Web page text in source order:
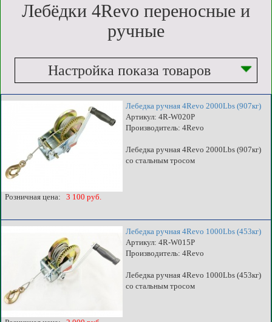
Лебёдки 4Revo переносные и
ручные
Настройка показа товаров
Лебедка ручная 4Revo 2000Lbs (907кг)
Артикул: 4R-W020P
Производитель: 4Revo
Лебедка ручная 4Revo 2000Lbs (907кг)
со стальным тросом
Розничная цена: 3 100 руб.
Лебедка ручная 4Revo 1000Lbs (453кг)
Артикул: 4R-W015P
Производитель: 4Revo
Лебедка ручная 4Revo 1000Lbs (453кг)
со стальным тросом